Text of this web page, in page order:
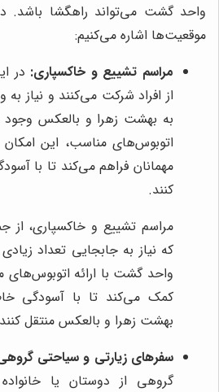
واحد گشت می‌تواند راهگشا باشد.
موقعیت‌ها اشاره می‌کنیم:
مراسم تشییع و خاکسپاری: در
از افراد شرکت می‌کنند و نیاز به
به بهشت زهرا و بالعکس وجود
اتوبوس‌های مناسب، این امکان
مهمانان فراهم می‌کند تا با
کنند.
مراسم تشییع و خاکسپاری، از
که نیاز به جابجایی تعداد زیادی
واحد گشت با ارائه اتوبوس‌های
کمک می‌کند تا با آسودگی
بهشت زهرا و بالعکس منتقل
سفرهای زیارتی و سیاحتی
گروهی از دوستان یا